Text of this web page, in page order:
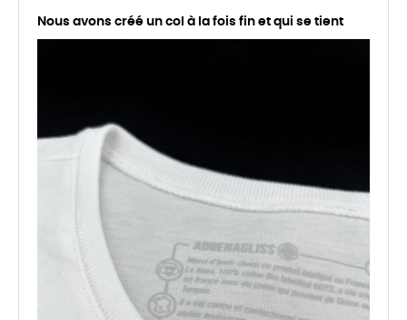
Nous avons créé un col à la fois fin et qui se tient